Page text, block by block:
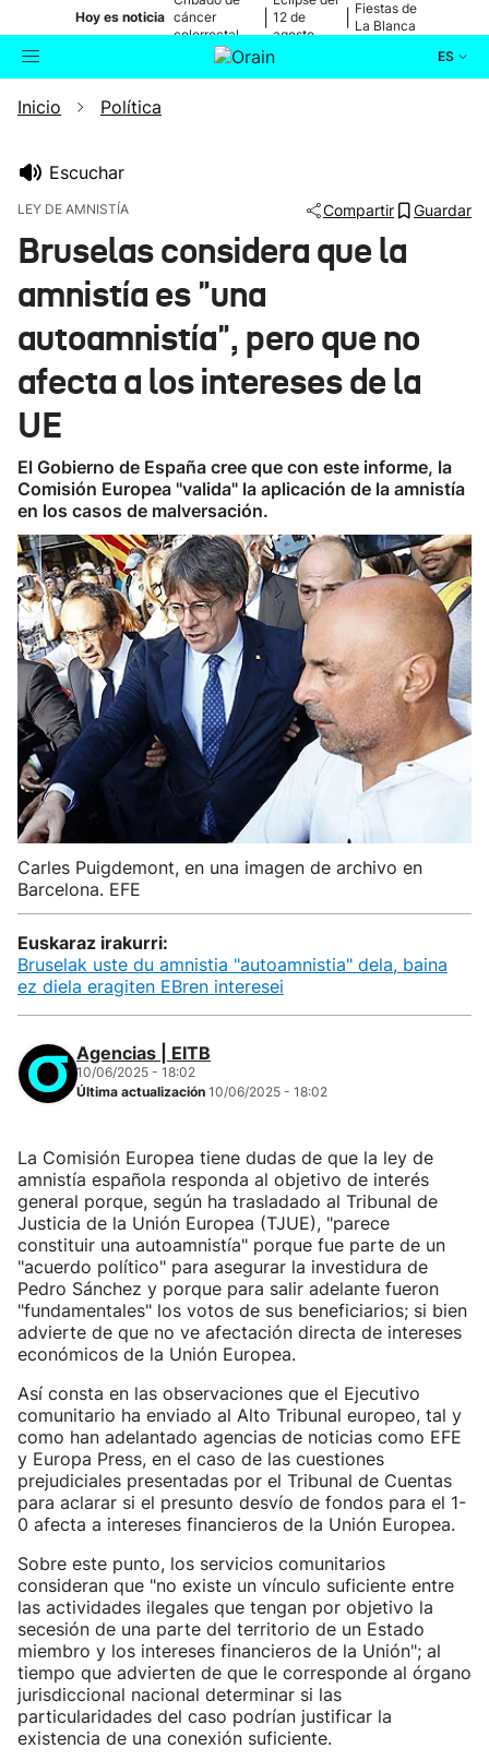
Hoy es noticia cáncer
colorrectal
12 de
agosto
Fiestas de
La Blanca
ES
Buscador
Ikusmiran
Eguraldia
Inicio Política
Escuchar
LEY DE AMNISTÍA Compartir Guardar
Bruselas considera que la
amnistía es "una
autoamnistía", pero que no
afecta a los intereses de la
UE
El Gobierno de España cree que con este informe, la
Comisión Europea "valida" la aplicación de la amnistía
en los casos de malversación.
Carles Puigdemont, en una imagen de archivo en
Barcelona. EFE
Euskaraz irakurri:
Bruselak uste du amnistia "autoamnistia" dela, baina
ez diela eragiten EBren interesei
Agencias | EITB
10/06/2025 - 18:02
Última actualización 10/06/2025 - 18:02
La Comisión Europea tiene dudas de que la ley de
amnistía española responda al objetivo de interés
general porque, según ha trasladado al Tribunal de
Justicia de la Unión Europea (TJUE), "parece
constituir una autoamnistía" porque fue parte de un
"acuerdo político" para asegurar la investidura de
Pedro Sánchez y porque para salir adelante fueron
"fundamentales" los votos de sus beneficiarios; si bien
advierte de que no ve afectación directa de intereses
económicos de la Unión Europea.
Así consta en las observaciones que el Ejecutivo
comunitario ha enviado al Alto Tribunal europeo, tal y
como han adelantado agencias de noticias como EFE
y Europa Press, en el caso de las cuestiones
prejudiciales presentadas por el Tribunal de Cuentas
para aclarar si el presunto desvío de fondos para el 1-
0 afecta a intereses financieros de la Unión Europea.
Sobre este punto, los servicios comunitarios
consideran que "no existe un vínculo suficiente entre
las actividades ilegales que tengan por objetivo la
secesión de una parte del territorio de un Estado
miembro y los intereses financieros de la Unión"; al
tiempo que advierten de que le corresponde al órgano
jurisdiccional nacional determinar si las
particularidades del caso podrían justificar la
existencia de una conexión suficiente.